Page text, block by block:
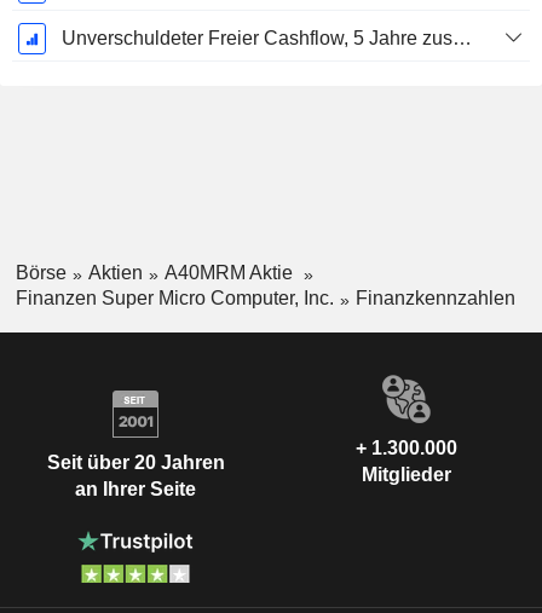
Unverschuldeter Freier Cashflow, 5 Jahre zusammengesetzte jährliche Wachstumsrate %
Börse Aktien
A40MRM Aktie
Finanzen Super Micro Computer, Inc.
Finanzkennzahlen
Seit über 20 Jahren
an Ihrer Seite
+ 1.300.000
Mitglieder